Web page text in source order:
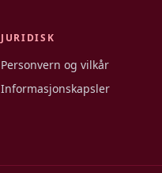
JURIDISK
Personvern og vilkår
Informasjonskapsler